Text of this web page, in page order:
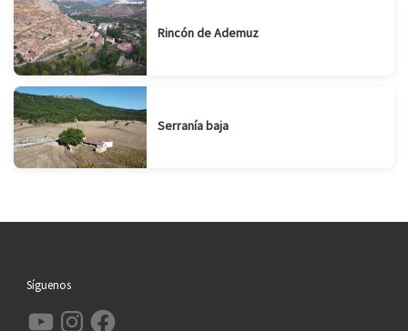
Rincón de Ademuz
Serranía baja
Síguenos
YouTube InstagramFacebook